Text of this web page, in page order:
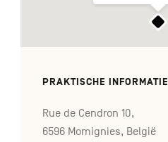
PRAKTISCHE INFORMATIE
Rue de Cendron 10,
6596 Momignies, België